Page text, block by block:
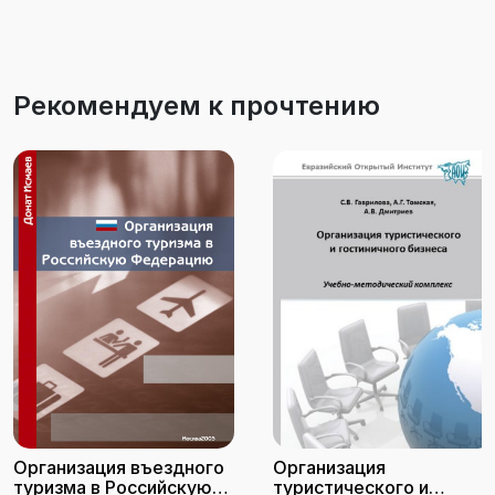
Рекомендуем к прочтению
Организация въездного
туризма в Российскую
Организация
туристического и